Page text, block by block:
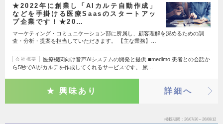
★2022年に創業し「AIカルテ自動作成」
などを手掛ける医療Saasのスタートアッ
プ企業です！★20…
マーケティング・コミュニケーション部に所属し、顧客理解を深めるための調
査・分析・提案を担当していただきます。 【主な業務】…
会社概要
医療機関向け音声AIシステムの開発と提供 ■medimo 患者との会話か
ら5秒でAIがカルテを作成してくれるサービスです。 累…
興味あり 詳細へ
掲載期間 26/07/30～26/08/12